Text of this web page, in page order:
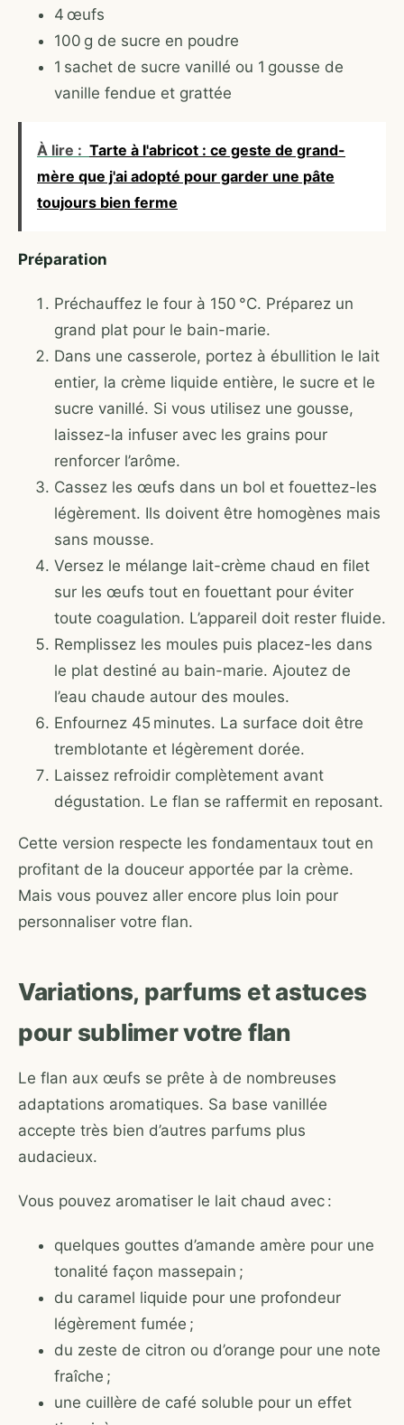
4 œufs
100 g de sucre en poudre
1 sachet de sucre vanillé ou 1 gousse de
vanille fendue et grattée
À lire : Tarte à l'abricot : ce geste de grand-
mère que j'ai adopté pour garder une pâte
toujours bien ferme
Préparation
Préchauffez le four à 150 °C. Préparez un
grand plat pour le bain-marie.
Dans une casserole, portez à ébullition le lait
entier, la crème liquide entière, le sucre et le
sucre vanillé. Si vous utilisez une gousse,
laissez-la infuser avec les grains pour
renforcer l’arôme.
Cassez les œufs dans un bol et fouettez-les
légèrement. Ils doivent être homogènes mais
sans mousse.
Versez le mélange lait-crème chaud en filet
sur les œufs tout en fouettant pour éviter
toute coagulation. L’appareil doit rester fluide.
Remplissez les moules puis placez-les dans
le plat destiné au bain-marie. Ajoutez de
l’eau chaude autour des moules.
Enfournez 45 minutes. La surface doit être
tremblotante et légèrement dorée.
Laissez refroidir complètement avant
dégustation. Le flan se raffermit en reposant.
Cette version respecte les fondamentaux tout en
profitant de la douceur apportée par la crème.
Mais vous pouvez aller encore plus loin pour
personnaliser votre flan.
Variations, parfums et astuces
pour sublimer votre flan
Le flan aux œufs se prête à de nombreuses
adaptations aromatiques. Sa base vanillée
accepte très bien d’autres parfums plus
audacieux.
Vous pouvez aromatiser le lait chaud avec :
quelques gouttes d’amande amère pour une
tonalité façon massepain ;
du caramel liquide pour une profondeur
légèrement fumée ;
du zeste de citron ou d’orange pour une note
fraîche ;
une cuillère de café soluble pour un effet